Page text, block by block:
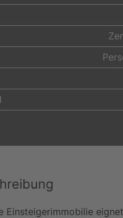
Einsteigerimmobilie